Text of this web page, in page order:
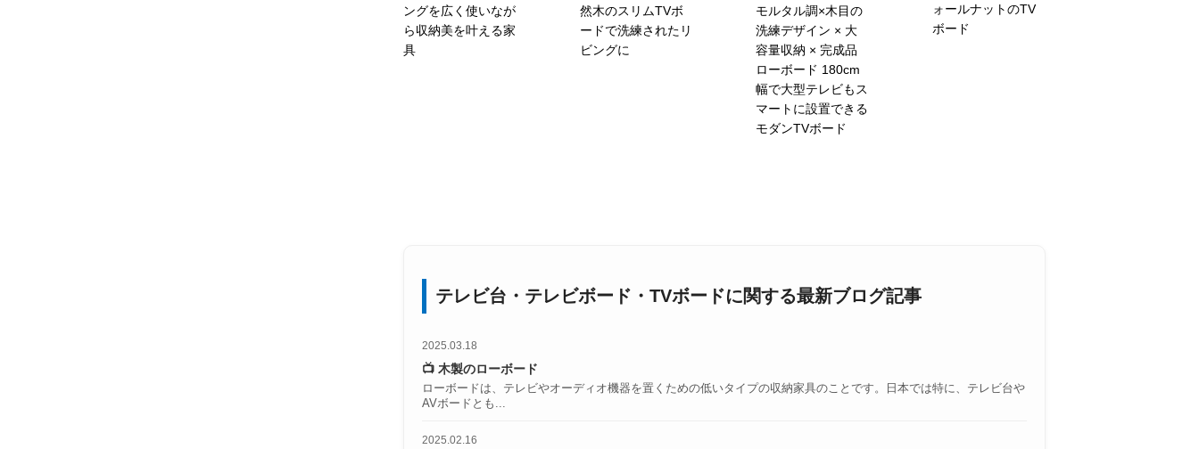
ングを広く使いなが
ら収納美を叶える家
具
然木のスリムTVボ
ードで洗練されたリ
ビングに
モルタル調×木目の
洗練デザイン × 大
容量収納 × 完成品
ローボード 180cm
幅で大型テレビもス
マートに設置できる
モダンTVボード
ォールナットのTV
ボード
テレビ台・テレビボード・TVボードに関する最新ブログ記事
2025.03.18
📺 木製のローボード
ローボードは、テレビやオーディオ機器を置くための低いタイプの収納家具のことです。日本では特に、テレビ台や
AVボードとも...
2025.02.16